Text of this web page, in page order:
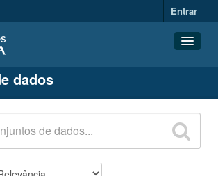
Entrar
dados